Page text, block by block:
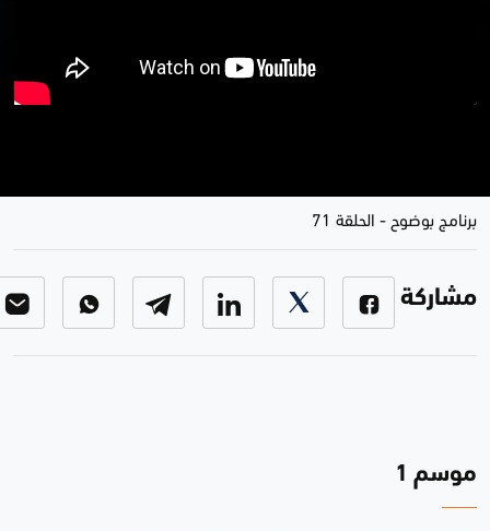
برنامج بوضوح - الحلقة 71
مشاركة
موسم 1